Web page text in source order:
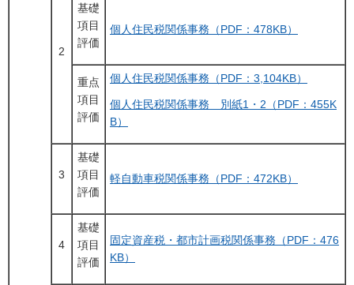
2
基礎
項目
評価
個人住民税関係事務（PDF：478KB）
重点
項目
評価
個人住民税関係事務（PDF：3,104KB）
個人住民税関係事務＿別紙1・2（PDF：455K
B）
3
基礎
項目
評価
軽自動車税関係事務（PDF：472KB）
4
基礎
項目
評価
固定資産税・都市計画税関係事務（PDF：476
KB）